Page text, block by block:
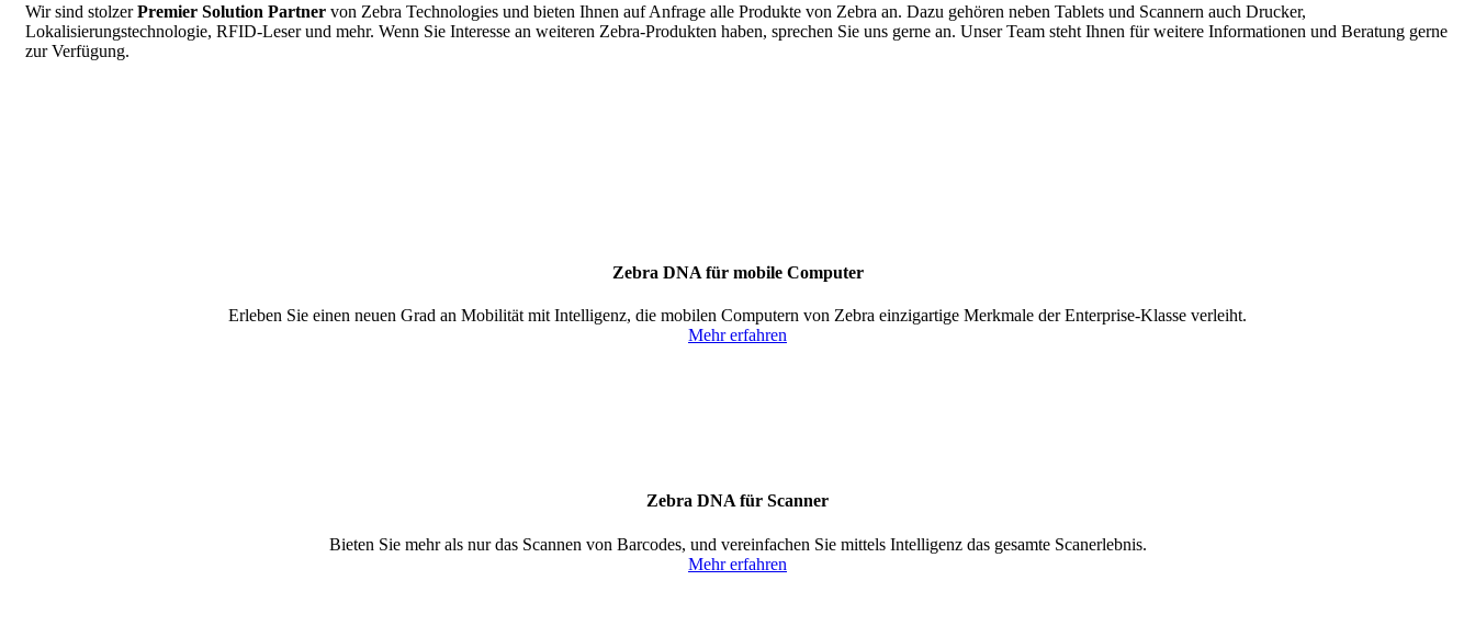
Wir sind stolzerPremier Solution Partner von Zebra Technologies und bieten Ihnen auf Anfrage alle Produkte von Zebra an. Dazu gehören neben Tablets und Scannern auch Drucker,
Lokalisierungstechnologie, RFID-Leser und mehr. Wenn Sie Interesse an weiteren Zebra-Produkten haben, sprechen Sie uns gerne an. Unser Team steht Ihnen für weitere Informationen und Beratung gerne
zur Verfügung.
Zebra DNA für mobile Computer
Erleben Sie einen neuen Grad an Mobilität mit Intelligenz, die mobilen Computern von Zebra einzigartige Merkmale der Enterprise-Klasse verleiht.
Mehr erfahren
Zebra DNA für Scanner
Bieten Sie mehr als nur das Scannen von Barcodes, und vereinfachen Sie mittels Intelligenz das gesamte Scanerlebnis.
Mehr erfahren